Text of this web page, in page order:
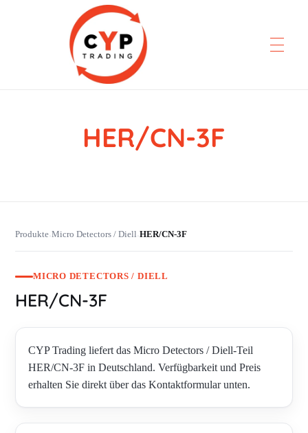
CYP Trading
HER/CN-3F
Produkte›Micro Detectors / Diell›HER/CN-3F
MICRO DETECTORS / DIELL
HER/CN-3F
CYP Trading liefert das Micro Detectors / Diell-Teil
HER/CN-3F in Deutschland. Verfügbarkeit und Preis
erhalten Sie direkt über das Kontaktformular unten.